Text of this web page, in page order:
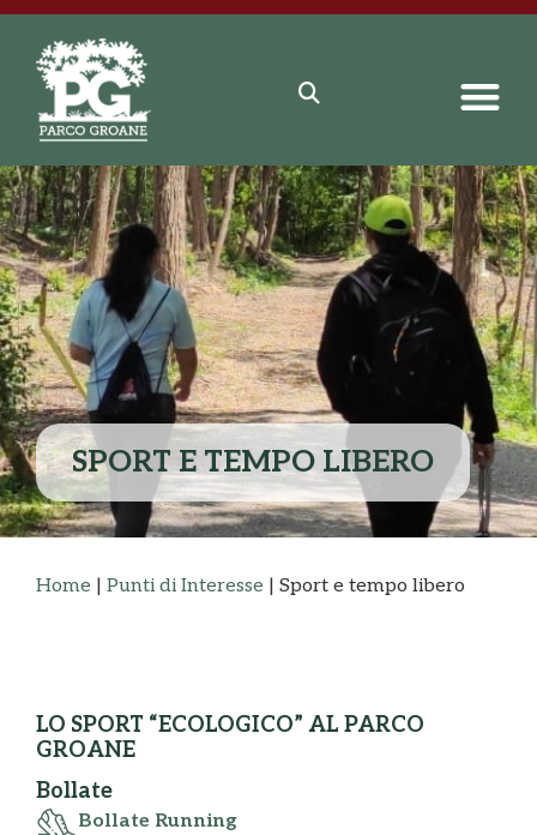
SPORT E TEMPO LIBERO
Home | Punti di Interesse | Sport e tempo libero
LO SPORT “ECOLOGICO” AL PARCO
GROANE
Bollate
Bollate Running